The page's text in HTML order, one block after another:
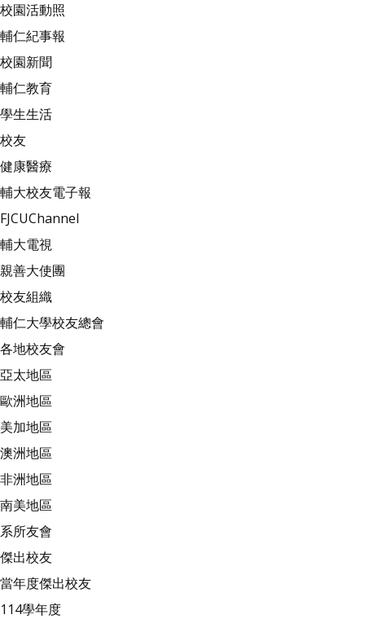
校園活動照
輔仁紀事報
校園新聞
輔仁教育
學生生活
校友
健康醫療
輔大校友電子報
FJCUChannel
輔大電視
親善大使團
校友組織
輔仁大學校友總會
各地校友會
亞太地區
歐洲地區
美加地區
澳洲地區
非洲地區
南美地區
系所友會
傑出校友
當年度傑出校友
114學年度